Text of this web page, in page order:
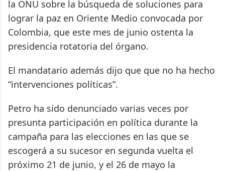
la ONU sobre la búsqueda de soluciones para
lograr la paz en Oriente Medio convocada por
Colombia, que este mes de junio ostenta la
presidencia rotatoria del órgano.
El mandatario además dijo que que no ha hecho
“intervenciones políticas”.
Petro ha sido denunciado varias veces por
presunta participación en política durante la
campaña para las elecciones en las que se
escogerá a su sucesor en segunda vuelta el
próximo 21 de junio, y el 26 de mayo la